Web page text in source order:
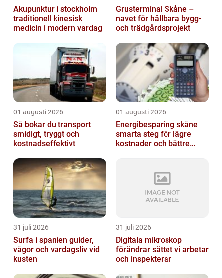
Akupunktur i stockholm
traditionell kinesisk
medicin i modern vardag
Grusterminal Skåne –
navet för hållbara bygg-
och trädgårdsprojekt
01 augusti 2026
Så bokar du transport
smidigt, tryggt och
kostnadseffektivt
01 augusti 2026
Energibesparing skåne
smarta steg för lägre
kostnader och bättre
31 juli 2026
Surfa i spanien guider,
vågor och vardagsliv vid
kusten
31 juli 2026
Digitala mikroskop
förändrar sättet vi arbetar
och inspekterar